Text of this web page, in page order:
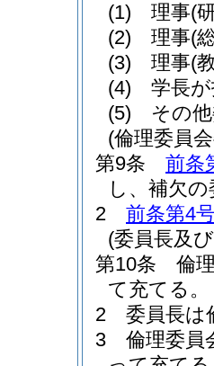
(1)
理事(
(2)
理事(
(3)
理事(
(4)
学長
(5)
その
(倫理委員
第9条
前条
し、補欠
2
前条第4
(委員長及
第10条
倫
て充てる。
2
委員長は
3
倫理委員